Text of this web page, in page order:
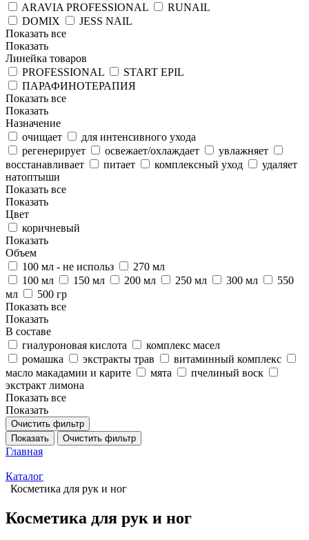
ARAVIA PROFESSIONAL
RUNAIL
DOMIX
JESS NAIL
Показать все
Показать
Линейка товаров
PROFESSIONAL
START EPIL
ПАРАФИНОТЕРАПИЯ
Показать все
Показать
Назначение
очищает
для интенсивного ухода
регенерирует
освежает/охлаждает
увлажняет
восстанавливает
питает комплексный уход
удаляет
натоптыши
Показать все
Показать
Цвет
коричневый
Показать
Объем
100 мл - не использ
270 мл
100 мл
150 мл 200 мл 250 мл 300 мл
550
мл
500 гр
Показать все
Показать
В составе
гиалуроновая кислота
комплекс масел
ромашка
экстракты трав
витаминный комплекс
масло макадамии и карите
мята
пчелиный воск
экстракт лимона
Показать все
Показать
Очистить фильтр
Показать
Очистить фильтр
Главная
Каталог
Косметика для рук и ног
Косметика для рук и ног